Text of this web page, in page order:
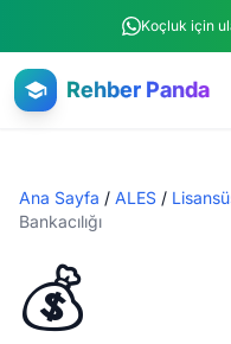
Ana içeriğe atlaKoçluk için
Rehber Panda
Ana Sayfa / ALES /
Bankacılığı
💰